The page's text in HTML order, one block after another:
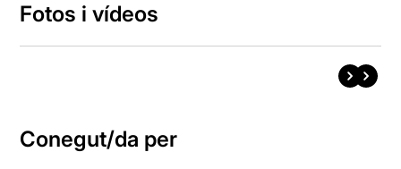
Fotos i vídeos
Conegut/da per